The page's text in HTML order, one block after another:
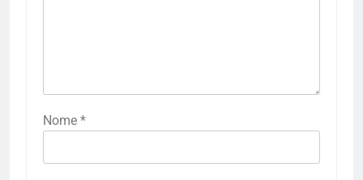
Nome *